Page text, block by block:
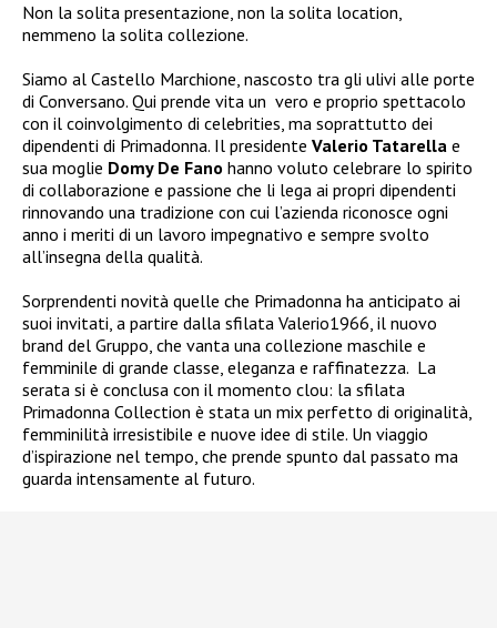
Non la solita presentazione, non la solita location,
nemmeno la solita collezione.
Siamo al Castello Marchione, nascosto tra gli ulivi alle porte
di Conversano. Qui prende vita un vero e proprio spettacolo
con il coinvolgimento di celebrities, ma soprattutto dei
dipendenti di Primadonna. Il presidente Valerio Tatarella e
sua moglie Domy De Fano hanno voluto celebrare lo spirito
di collaborazione e passione che li lega ai propri dipendenti
rinnovando una tradizione con cui l’azienda riconosce ogni
anno i meriti di un lavoro impegnativo e sempre svolto
all’insegna della qualità.
Sorprendenti novità quelle che Primadonna ha anticipato ai
suoi invitati, a partire dalla sfilata Valerio1966, il nuovo
brand del Gruppo, che vanta una collezione maschile e
femminile di grande classe, eleganza e raffinatezza. La
serata si è conclusa con il momento clou: la sfilata
Primadonna Collection è stata un mix perfetto di originalità,
femminilità irresistibile e nuove idee di stile. Un viaggio
d’ispirazione nel tempo, che prende spunto dal passato ma
guarda intensamente al futuro.